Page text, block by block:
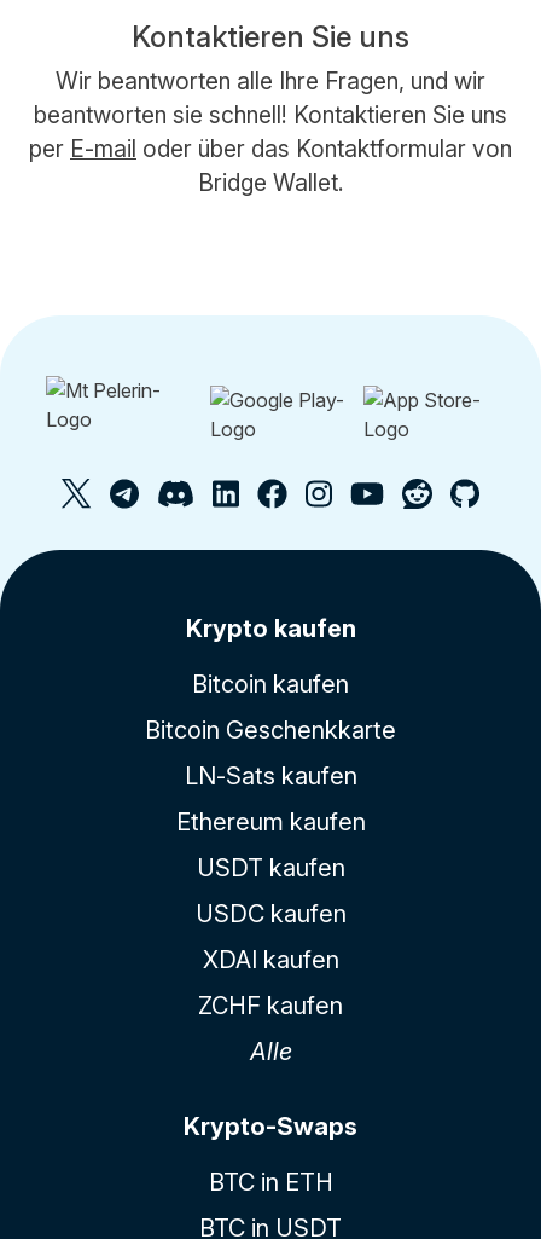
Kontaktieren Sie uns
Wir beantworten alle Ihre Fragen, und wir
beantworten sie schnell! Kontaktieren Sie uns
per E-mail oder über das Kontaktformular von
Bridge Wallet.
Krypto kaufen
Bitcoin kaufen
Bitcoin Geschenkkarte
LN-Sats kaufen
Ethereum kaufen
USDT kaufen
USDC kaufen
XDAI kaufen
ZCHF kaufen
Alle
Krypto-Swaps
BTC in ETH
BTC in USDT